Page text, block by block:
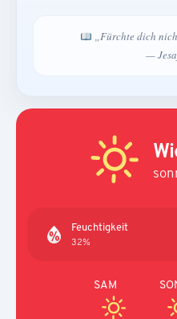
„Fürchte dich
—
Feuchtigkeit
32%
SAM